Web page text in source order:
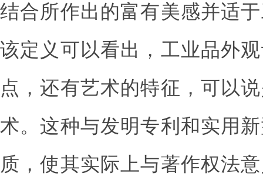
结合所作出的富有美感并适
该定义可以看出，工业品外
点，还有艺术的特征，可以
术。这种与发明专利和实用
质，使其实际上与著作权法